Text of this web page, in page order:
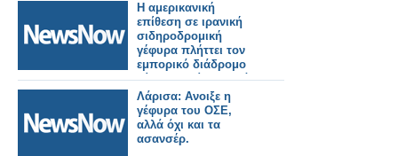
Η αμερικανική
επίθεση σε ιρανική
σιδηροδρομική
γέφυρα πλήττει τον
εμπορικό διάδρομο
Κίνας-Ρωσίας κοντά
στο Τουρκμενιστάν.
Λάρισα: Ανοιξε η
γέφυρα του ΟΣΕ,
αλλά όχι και τα
ασανσέρ.